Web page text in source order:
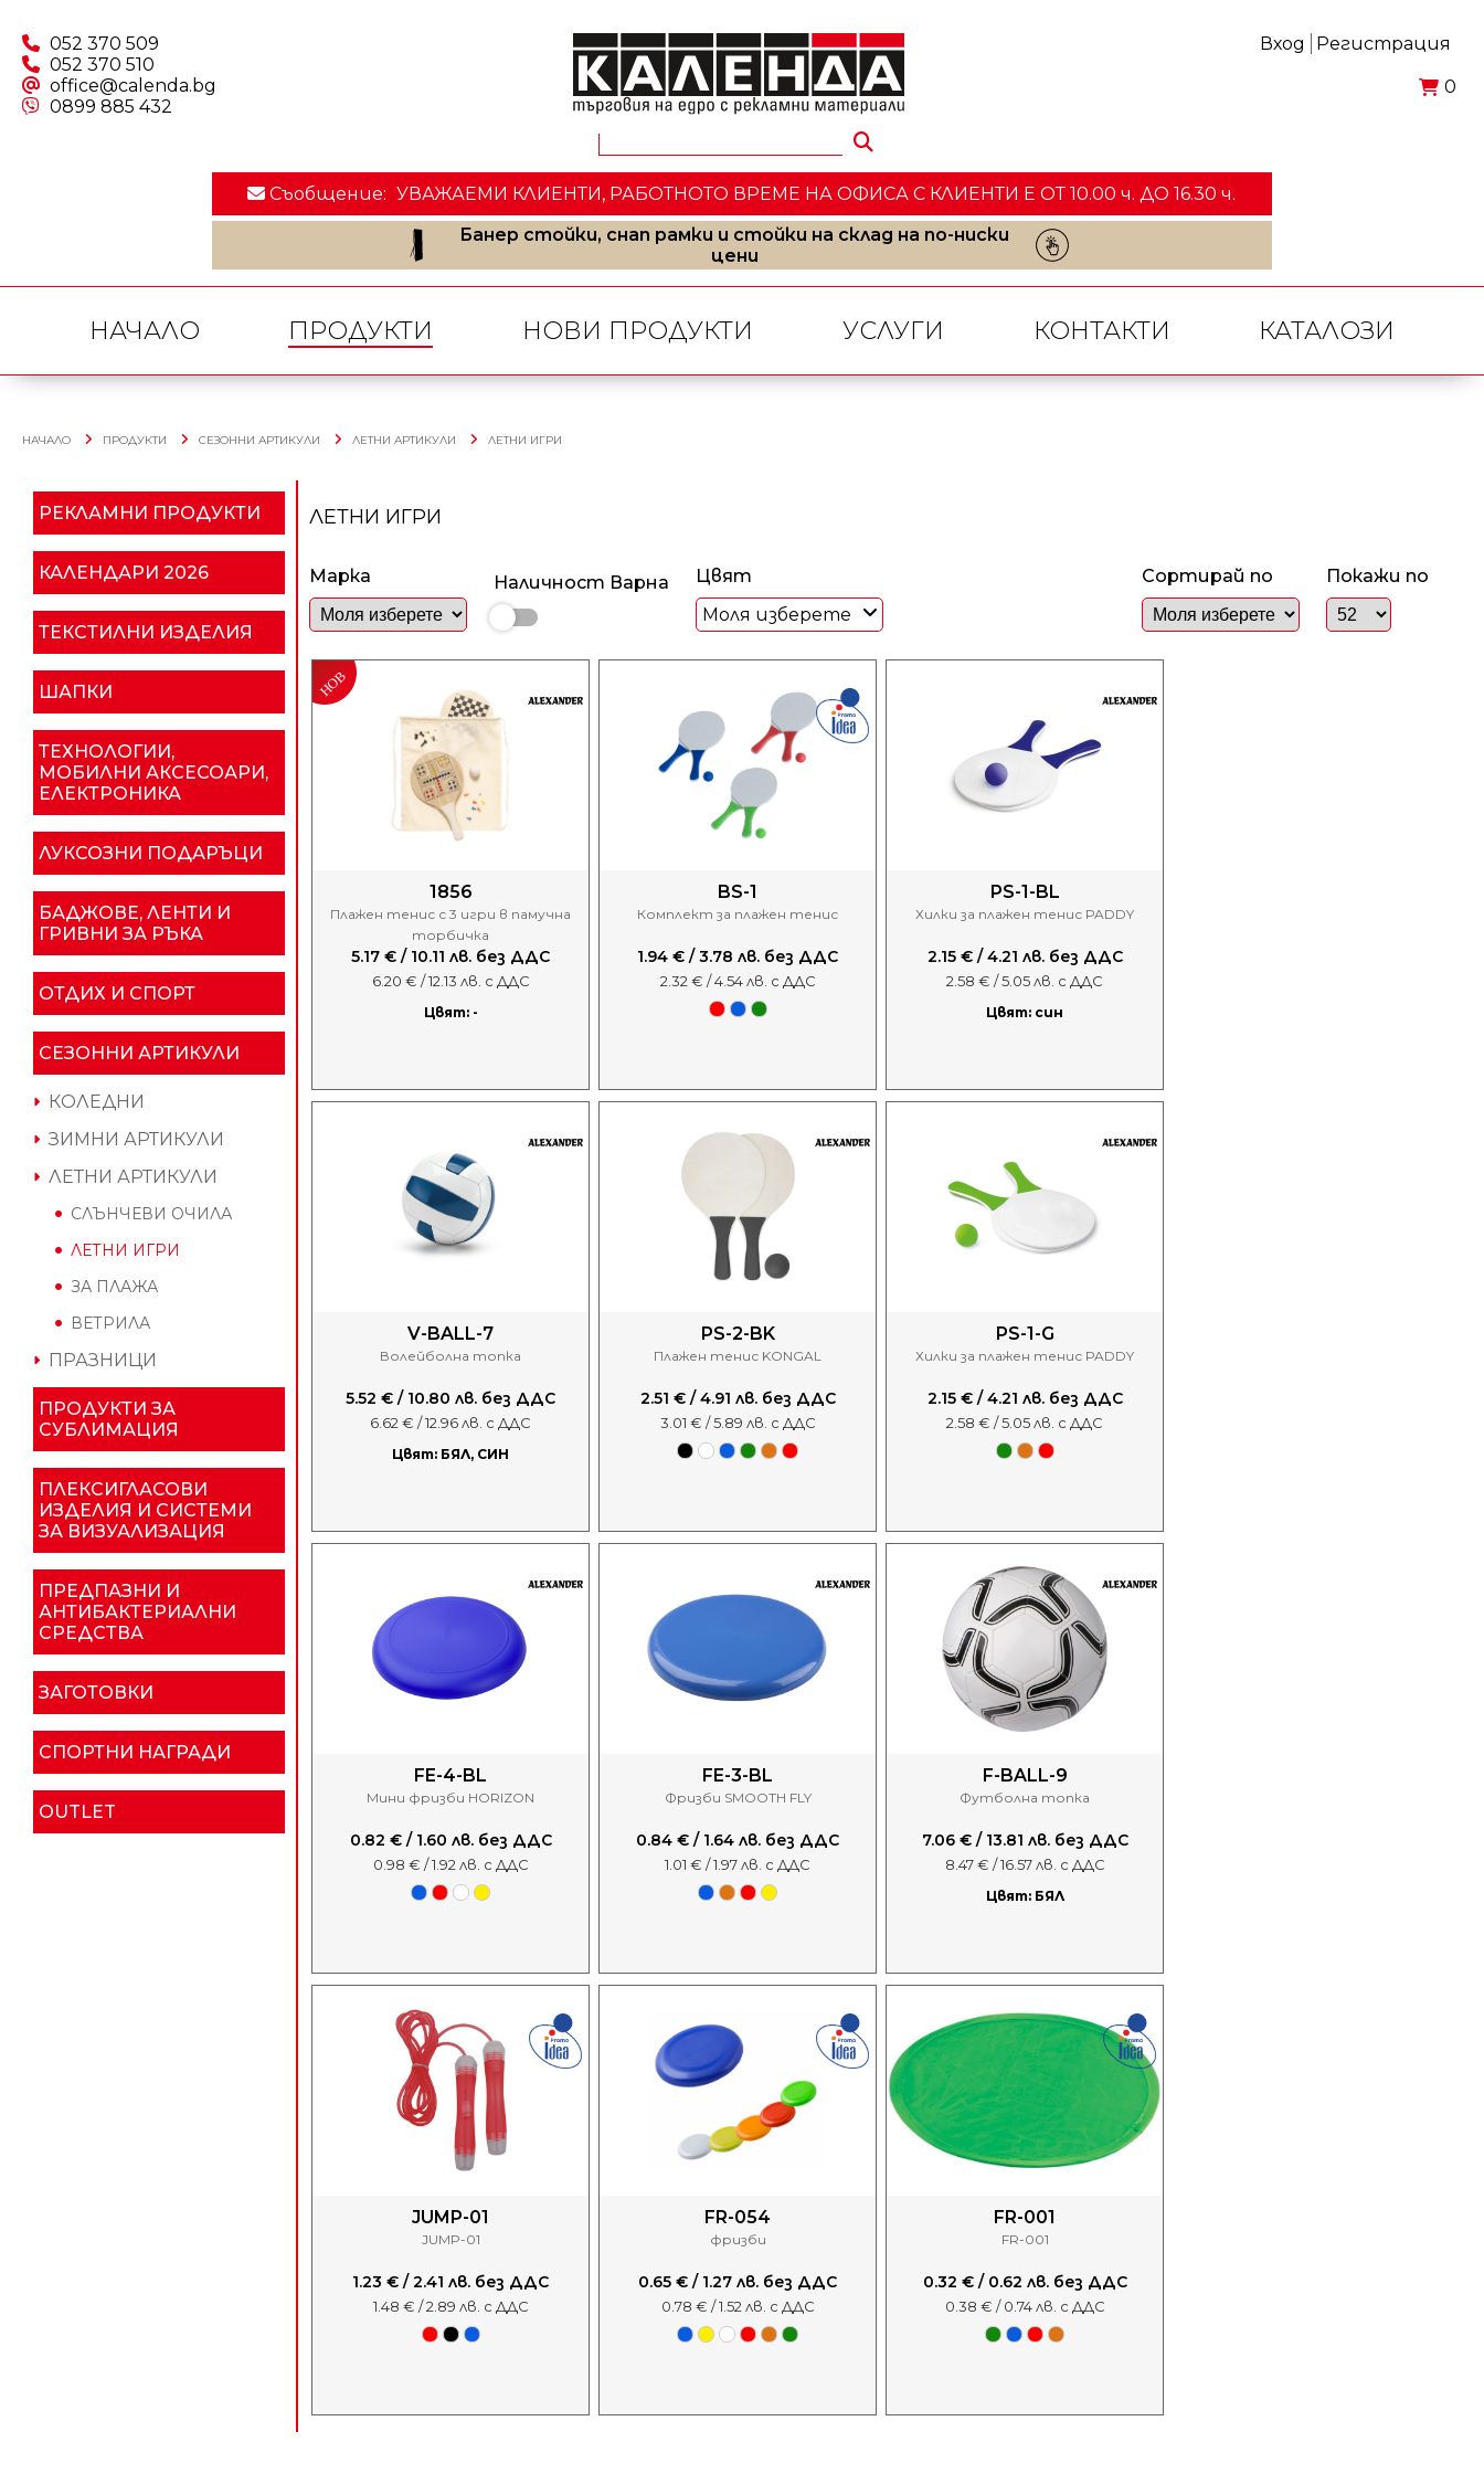
052 370 509
052 370 510
office@calenda.bg
0899 885 432
Вход Регистрация
0
Съобщение: УВАЖАЕМИ КЛИЕНТИ, РАБОТНОТО ВРЕМЕ НА ОФИСА С КЛИЕНТИ E ОТ 10.00 ч. ДО 16.30 ч.
Банер стойки, снап рамки и стойки на склад на по-ниски
цени
НАЧАЛО ПРОДУКТИ НОВИ ПРОДУКТИ УСЛУГИ КОНТАКТИ КАТАЛОЗИ
НАЧАЛО ПРОДУКТИ СЕЗОННИ АРТИКУЛИ ЛЕТНИ АРТИКУЛИ ЛЕТНИ ИГРИ
РЕКЛАМНИ ПРОДУКТИ
КАЛЕНДАРИ 2026
ТЕКСТИЛНИ ИЗДЕЛИЯ
ШАПКИ
ТЕХНОЛОГИИ,
МОБИЛНИ АКСЕСОАРИ,
ЕЛЕКТРОНИКА
ЛУКСОЗНИ ПОДАРЪЦИ
БАДЖОВЕ, ЛЕНТИ И
ГРИВНИ ЗА РЪКА
ОТДИХ И СПОРТ
СЕЗОННИ АРТИКУЛИ
КОЛЕДНИ
ЗИМНИ АРТИКУЛИ
ЛЕТНИ АРТИКУЛИ
СЛЪНЧЕВИ ОЧИЛА
ЛЕТНИ ИГРИ
ЗА ПЛАЖА
ВЕТРИЛА
ПРАЗНИЦИ
ПРОДУКТИ ЗА
СУБЛИМАЦИЯ
ПЛЕКСИГЛАСОВИ
ИЗДЕЛИЯ И СИСТЕМИ
ЗА ВИЗУАЛИЗАЦИЯ
ПРЕДПАЗНИ И
АНТИБАКТЕРИАЛНИ
СРЕДСТВА
ЗАГОТОВКИ
СПОРТНИ НАГРАДИ
OUTLET
ЛЕТНИ ИГРИ
Марка Наличност Варна
Цвят
Моля изберете
Сортирай по Покажи по
1856
Плажен тенис с 3 игри в памучна
торбичка
5.17 € / 10.11 лв. без ДДС
6.20 € / 12.13 лв. с ДДС
Цвят: -
BS-1
Комплект за плажен тенис
1.94 € / 3.78 лв. без ДДС
2.32 € / 4.54 лв. с ДДС
PS-1-BL
Хилки за плажен тенис PADDY
2.15 € / 4.21 лв. без ДДС
2.58 € / 5.05 лв. с ДДС
Цвят: син
V-BALL-7
Волейболна топка
5.52 € / 10.80 лв. без ДДС
6.62 € / 12.96 лв. с ДДС
Цвят: БЯЛ, СИН
PS-2-BK
Плажен тенис KONGAL
2.51 € / 4.91 лв. без ДДС
3.01 € / 5.89 лв. с ДДС
PS-1-G
Хилки за плажен тенис PADDY
2.15 € / 4.21 лв. без ДДС
2.58 € / 5.05 лв. с ДДС
FE-4-BL
Мини фризби HORIZON
0.82 € / 1.60 лв. без ДДС
0.98 € / 1.92 лв. с ДДС
FE-3-BL
Фризби SMOOTH FLY
0.84 € / 1.64 лв. без ДДС
1.01 € / 1.97 лв. с ДДС
F-BALL-9
Футболна топка
7.06 € / 13.81 лв. без ДДС
8.47 € / 16.57 лв. с ДДС
Цвят: БЯЛ
JUMP-01
JUMP-01
1.23 € / 2.41 лв. без ДДС
1.48 € / 2.89 лв. с ДДС
FR-054
фризби
0.65 € / 1.27 лв. без ДДС
0.78 € / 1.52 лв. с ДДС
FR-001
FR-001
0.32 € / 0.62 лв. без ДДС
0.38 € / 0.74 лв. с ДДС